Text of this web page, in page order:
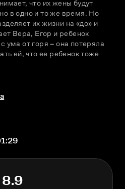
что их жены будут
в одно и то же время. Но
их жизни на «до» и
Вера, Егор и ребенок
ума от горя – она потеряла
ей, что ее ребенок тоже
8.9